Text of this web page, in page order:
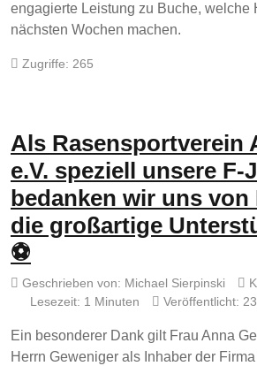
engagierte Leistung zu Buche, welche
nächsten Wochen machen.
Zugriffe: 265
Als Rasensportverein
e.V. speziell unsere F-
bedanken wir uns von
die großartige
⚽
Geschrieben von: Michael Sierpinski
Lesezeit: 1 Minuten
Veröffentlicht:
Ein besonderer Dank gilt Frau Anna
Herrn Geweniger als Inhaber der